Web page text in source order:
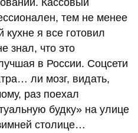
тем не менее
кухне я все готовил
знал, что это
в России. Соцсети
ли мозг, видать,
раз поехал
будку» на улице
столице…